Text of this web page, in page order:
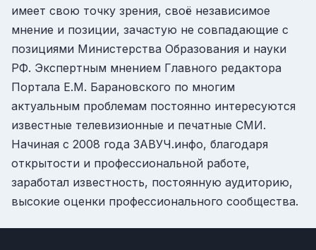
имеет свою точку зрения, своё независимое
мнение и позиции, зачастую не совпадающие с
позициями Министерства Образования и науки
РФ. Экспертным мнением Главного редактора
Портала Е.М. Барановского по многим
актуальным проблемам постоянно интересуются
известные телевизионные и печатные СМИ.
Начиная с 2008 года ЗАВУЧ.инфо, благодаря
открытости и профессиональной работе,
заработал известность, постоянную аудиторию,
высокие оценки профессионального сообщества.